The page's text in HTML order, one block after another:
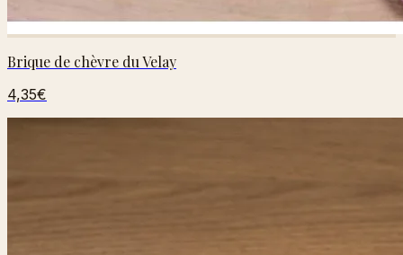
Brique de chèvre du Velay
4,35€